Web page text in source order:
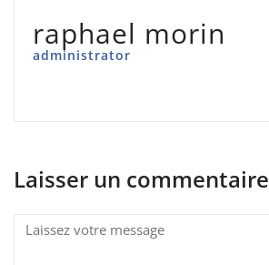
raphael morin
administrator
Laisser un commentaire